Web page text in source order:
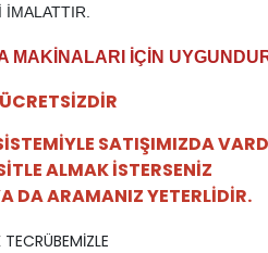
İMALATTIR.
MAKİNALARI İÇİN
SATIŞIMIZDA
ALMAK İSTERSENİZ
DA ARAMANIZ YETERLİDİR.